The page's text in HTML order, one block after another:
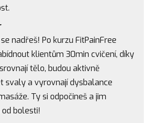
nadřeš! Po kurzu FitPainFree
klientům 30min cvičení, díky
tělo, budou aktivně
svaly a vyrovnají dysbalance
Ty si odpočineš a jim
bolesti!